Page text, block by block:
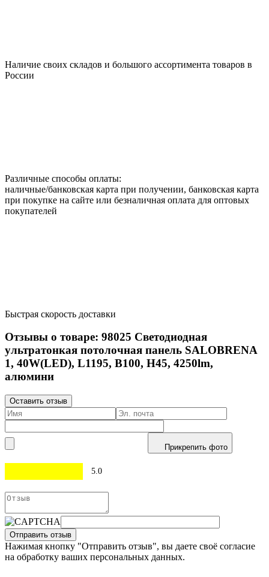
Наличие своих складов и большого ассортимента товаров в
России
Различные способы оплаты:
наличные/банковская карта при получении, банковская карта
при покупке на сайте или безналичная оплата для оптовых
покупателей
Быстрая скорость доставки
Отзывы о товаре: 98025 Светодиодная
ультратонкая потолочная панель SALOBRENA
1, 40W(LED), L1195, B100, H45, 4250lm,
алюмини
Оставить отзыв
Прикрепить фото
5.0
Отправить отзыв
Нажимая кнопку "Отправить отзыв", вы даете своё согласие
на обработку ваших персональных данных.